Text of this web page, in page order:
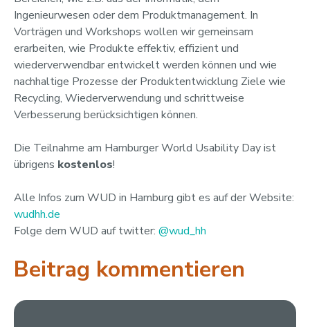
Ingenieurwesen oder dem Produktmanagement. In
Vorträgen und Workshops wollen wir gemeinsam
erarbeiten, wie Produkte effektiv, effizient und
wiederverwendbar entwickelt werden können und wie
nachhaltige Prozesse der Produktentwicklung Ziele wie
Recycling, Wiederverwendung und schrittweise
Verbesserung berücksichtigen können.
Die Teilnahme am Hamburger World Usability Day ist
übrigens kostenlos!
Alle Infos zum WUD in Hamburg gibt es auf der Website:
wudhh.de
Folge dem WUD auf twitter: @wud_hh
Beitrag kommentieren